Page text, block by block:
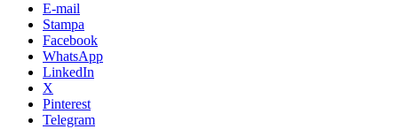
E-mail
Stampa
Facebook
WhatsApp
LinkedIn
X
Pinterest
Telegram